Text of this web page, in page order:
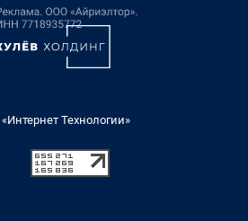
Технологии»